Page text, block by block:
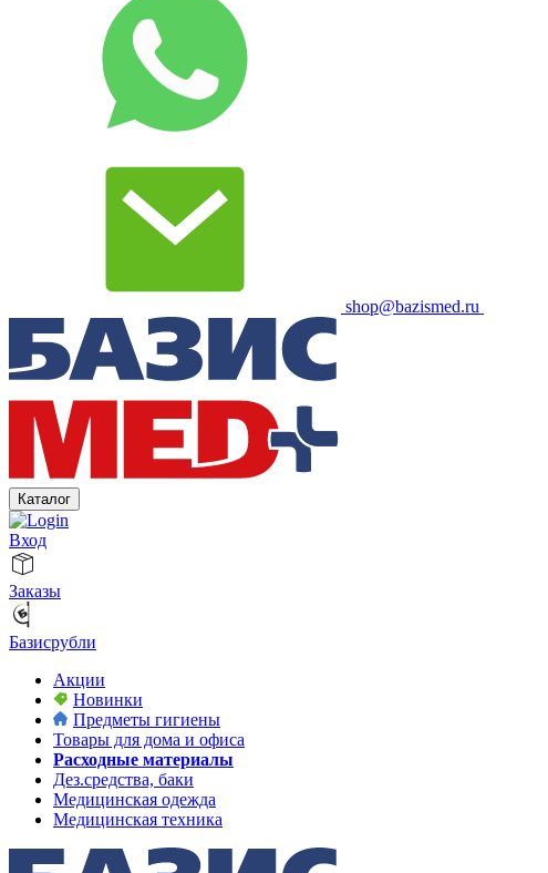
shop@bazismed.ru
Каталог
Вход
Заказы
Базисрубли
Акции
Новинки
Предметы гигиены
Товары для дома и офиса
Расходные материалы
Дез.средства, баки
Медицинская одежда
Медицинская техника